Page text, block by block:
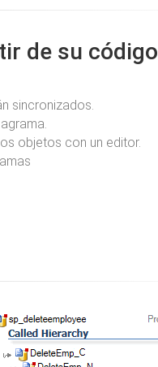
de su código
sincronizados.
objetos con un editor.